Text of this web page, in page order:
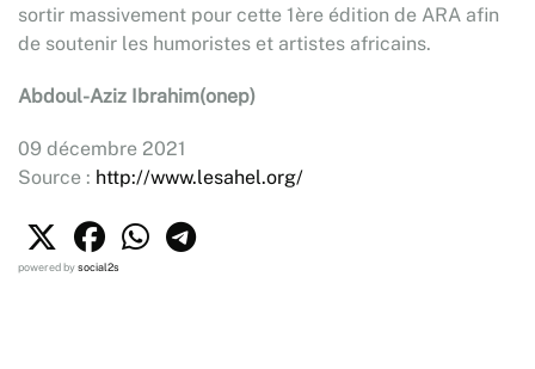
sortir massivement pour cette 1ère édition de ARA afin
de soutenir les humoristes et artistes africains.
Abdoul-Aziz Ibrahim(onep)
09 décembre 2021
Source : http://www.lesahel.org/
powered bysocial2s